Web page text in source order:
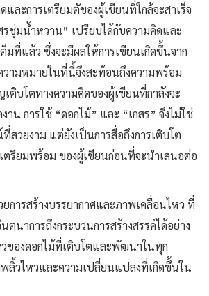
และการเตรียมตัของผู้เขียนที่ใกล้จะสาเร็จ
รชุ่มน้ำหวาน” เปรียบได้กับความคิดและ
มที่แล้ว ซึ่งจะมีผลให้การเขียนเกิดขึ้นจาก
วามหมายในที่นี้จึงสะท้อนถึงความพร้อม
เติบโตทางความคิดของผู้เขียนที่กาลังจะ
าน การใช้ “ดอกไม้” และ “เกสร” จึงไม่ใช่
สวยงาม แต่ยังเป็นการสื่อถึงการเติบโต
ตรียมพร้อม ของผู้เขียนก่อนที่จะนำเสนอต่อ
ารสร้างบรรยากาศและภาพเคลื่อนไหว ที่
นาการถึงกระบวนการสร้างสรรค์ได้อย่าง
วของดอกไม้ที่เติบโตและพัฒนาในทุก
ลิ้วไหวและความเปลี่ยนแปลงที่เกิดขึ้นใน